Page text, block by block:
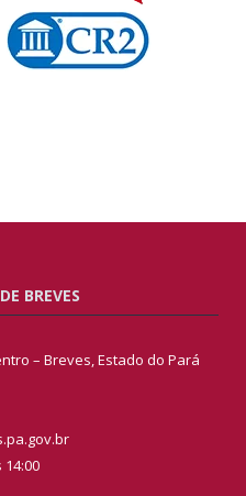
BREVES
– Breves, Estado do Pará